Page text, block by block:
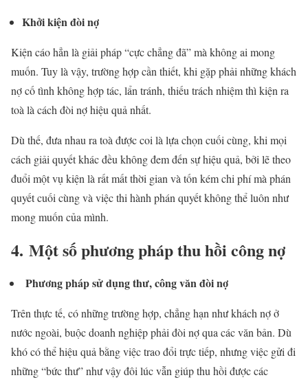
Khởi kiện đòi nợ
Kiện cáo hẳn là giải pháp “cực chẳng đã” mà không ai mong
muốn. Tuy là vậy, trường hợp cần thiết, khi gặp phải những khách
nợ cố tình không hợp tác, lẩn tránh, thiếu trách nhiệm thì kiện ra
toà là cách đòi nợ hiệu quả nhất.
Dù thế, đưa nhau ra toà được coi là lựa chọn cuối cùng, khi mọi
cách giải quyết khác đều không đem đến sự hiệu quả, bởi lẽ theo
đuổi một vụ kiện là rất mất thời gian và tốn kém chi phí mà phán
quyết cuối cùng và việc thi hành phán quyết không thể luôn như
mong muốn của mình.
4. Một số phương pháp thu hồi công nợ
Phương pháp sử dụng thư, công văn đòi nợ
Trên thực tế, có những trường hợp, chẳng hạn như khách nợ ở
nước ngoài, buộc doanh nghiệp phải đòi nợ qua các văn bản. Dù
khó có thể hiệu quả bằng việc trao đổi trực tiếp, nhưng việc gửi đi
những “bức thư” như vậy đôi lúc vẫn giúp thu hồi được các